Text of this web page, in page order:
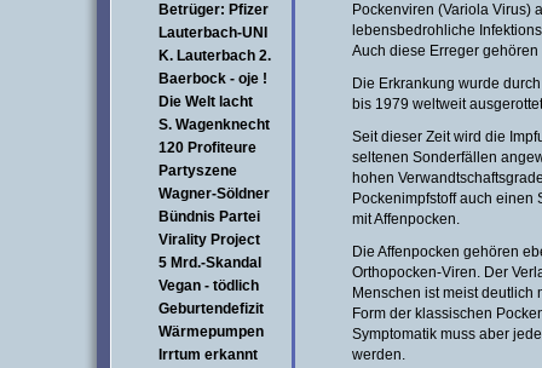
Betrüger: Pfizer
Lauterbach-UNI
K. Lauterbach 2.
Baerbock - oje !
Die Welt lacht
S. Wagenknecht
120 Profiteure
Partyszene
Wagner-Söldner
Bündnis Partei
Virality Project
5 Mrd.-Skandal
Vegan - tödlich
Geburtendefizit
Wärmepumpen
Irrtum erkannt
Pockenviren (Variola Virus)
lebensbedrohliche
Auch diese Erreger
Die Erkrankung wurde
bis 1979 weltweit
Seit dieser Zeit wird die
seltenen Sonderfällen
hohen
Pockenimpfstoff auch einen
mit Affenpocken.
Die Affenpocken gehören
Orthopocken-Viren. Der
Menschen ist meist deutlich
Form der klassischen
Symptomatik muss aber
werden.